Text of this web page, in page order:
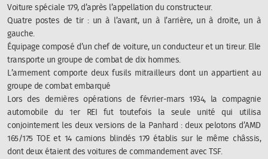
Voiture spéciale 179, d’après l’appellation du constructeur.
Quatre postes de tir : un à l’avant, un à l’arrière, un à droite, un à
gauche.
Équipage composé d’un chef de voiture, un conducteur et un tireur. Elle
transporte un groupe de combat de dix hommes.
L’armement comporte deux fusils mitrailleurs dont un appartient au
groupe de combat embarqué
Lors des dernières opérations de février-mars 1934, la compagnie
automobile du 1er REI fut toutefois la seule unité qui utilisa
conjointement les deux versions de la Panhard : deux pelotons d’AMD
165/175 TOE et 14 camions blindés 179 établis sur le même châssis,
dont deux étaient des voitures de commandement avec TSF.